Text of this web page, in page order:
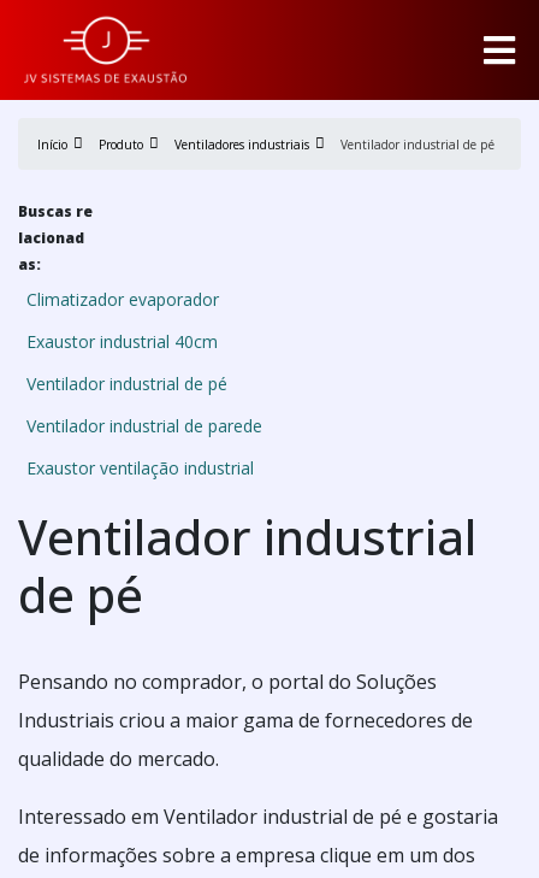
Início Produto Ventiladores industriais Ventilador industrial de pé
Buscas re
lacionad
as:
Climatizador evaporador
Exaustor industrial 40cm
Ventilador industrial de pé
Ventilador industrial de parede
Exaustor ventilação industrial
Ventilador industrial
de pé
Pensando no comprador, o portal do Soluções
Industriais criou a maior gama de fornecedores de
qualidade do mercado.
Interessado em Ventilador industrial de pé e gostaria
de informações sobre a empresa clique em um dos